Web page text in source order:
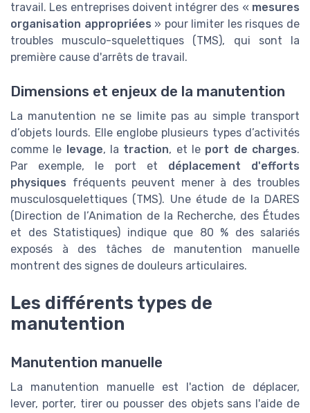
travail. Les entreprises doivent intégrer des « mesures
organisation appropriées » pour limiter les risques de
troubles musculo-squelettiques (TMS), qui sont la
première cause d'arrêts de travail.
Dimensions et enjeux de la manutention
La manutention ne se limite pas au simple transport
d’objets lourds. Elle englobe plusieurs types d’activités
comme le levage, la traction, et le port de charges.
Par exemple, le port et déplacement d'efforts
physiques fréquents peuvent mener à des troubles
musculosquelettiques (TMS). Une étude de la DARES
(Direction de l’Animation de la Recherche, des Études
et des Statistiques) indique que 80 % des salariés
exposés à des tâches de manutention manuelle
montrent des signes de douleurs articulaires.
Les différents types de
manutention
Manutention manuelle
La manutention manuelle est l'action de déplacer,
lever, porter, tirer ou pousser des objets sans l'aide de